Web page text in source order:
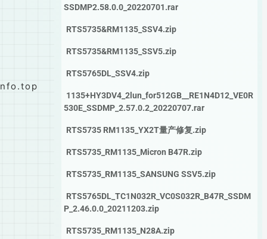
SSDMP2.58.0.0_20220701.rar
RTS5735&RM1135_SSV4.zip
RTS5735&RM1135_SSV5.zip
RTS5765DL_SSV4.zip
1135+HY3DV4_2lun_for512GB__RE1N4D12_VE0R
530E_SSDMP_2.57.0.2_20220707.rar
RTS5735 RM1135_YX2T量产修复.zip
RTS5735_RM1135_Micron B47R.zip
RTS5735_RM1135_SANSUNG SSV5.zip
RTS5765DL_TC1N032R_VC0S032R_B47R_SSDM
P_2.46.0.0_20211203.zip
RTS5735_RM1135_N28A.zip